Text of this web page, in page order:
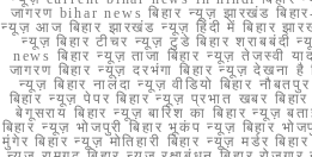
जागरण bihar news बिहार न्यूज़ झारखंड
न्यूज़ आज बिहार झारखंड न्यूज़ हिंदी में बिहार
न्यूज़ बिहार टीचर न्यूज़ टुडे बिहार
news बिहार न्यूज़ ताजा बिहार न्यूज़ तेजस्वी
जागरण बिहार न्यूज़ दरभंगा बिहार न्यूज़ देखना है
न्यूज़ बिहार नालंदा न्यूज़ वीडियो बिहार
बिहार न्यूज़ पेपर बिहार न्यूज़ प्रभात खबर
बेगूसराय बिहार न्यूज़ बारिश का बिहार न्यूज़
बिहार न्यूज़ भोजपुरी बिहार भूकंप न्यूज़ बिहार
मुंगेर बिहार न्यूज़ मोतिहारी बिहार न्यूज़ मर्डर